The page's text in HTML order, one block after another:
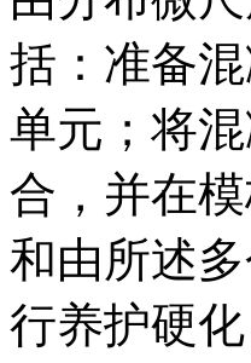
括：准备
单元；将
合，并在
和由所述
行养护硬